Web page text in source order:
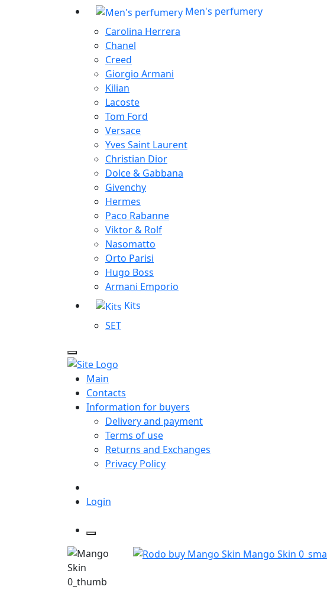
Men's perfumery
Carolina Herrera
Chanel
Creed
Giorgio Armani
Kilian
Lacoste
Tom Ford
Versace
Yves Saint Laurent
Christian Dior
Dolce & Gabbana
Givenchy
Hermes
Paco Rabanne
Viktor & Rolf
Nasomatto
Orto Parisi
Hugo Boss
Armani Emporio
Kits
SET
Main
Contacts
Information for buyers
Delivery and payment
Terms of use
Returns and Exchanges
Privacy Policy
Login